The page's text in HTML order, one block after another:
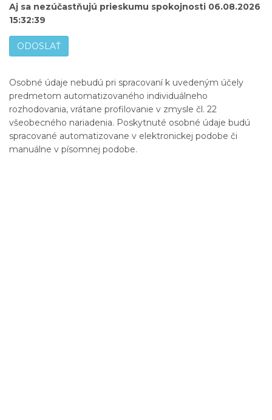
Aj sa nezúčastňujú prieskumu spokojnosti 06.08.2026
15:32:39
ODOSLAŤ
Osobné údaje nebudú pri spracovaní k uvedeným účely
predmetom automatizovaného individuálneho
rozhodovania, vrátane profilovanie v zmysle čl. 22
všeobecného nariadenia. Poskytnuté osobné údaje budú
spracované automatizovane v elektronickej podobe či
manuálne v písomnej podobe.